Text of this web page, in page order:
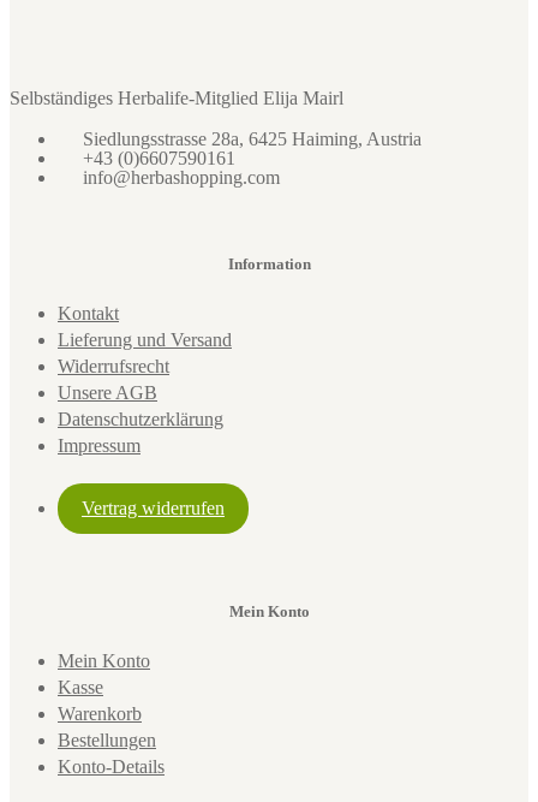
Selbständiges Herbalife-Mitglied Elija Mairl
Siedlungsstrasse 28a, 6425 Haiming, Austria
+43 (0)6607590161
info@herbashopping.com
Information
Kontakt
Lieferung und Versand
Widerrufsrecht
Unsere AGB
Datenschutzerklärung
Impressum
Vertrag widerrufen
Mein Konto
Mein Konto
Kasse
Warenkorb
Bestellungen
Konto-Details